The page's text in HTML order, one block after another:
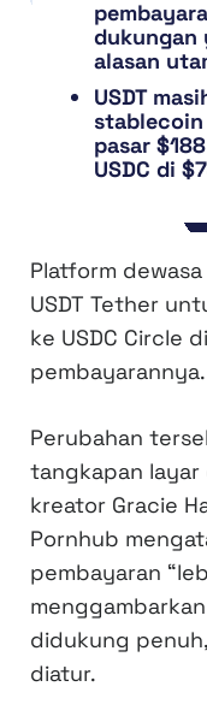
dukungan
alasan
USDT
pasar
USDC di
Platform
USDT Tether
ke USDC Circle
pembayarannya.
Perubahan
tangkapan layar
kreator Gracie
Pornhub
pembayaran
didukung
diatur.